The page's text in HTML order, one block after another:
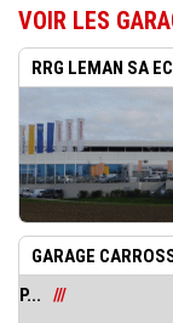
VOIR LES
RRG LEMAN SA
GARAGE
P...